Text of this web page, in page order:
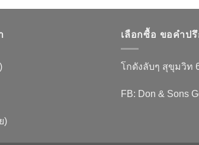
)
เลือกซื้อ ขอคำป
โกดังลับๆ สุขุมวิท
FB: Don & Sons